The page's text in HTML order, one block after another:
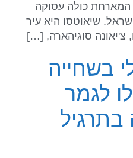
המארחת כולה עסוקה
שיאוטסו היא עיר
צ'יאונה סוגיהארה, […]
בשחייה
לגמר
בתרגיל